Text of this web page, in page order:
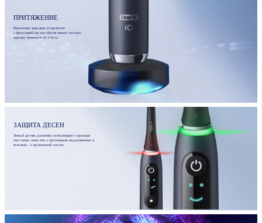
ПРИТЯЖЕНИЕ
Магнитное зарядное устройство
с фиксацией щетки обеспечивает полную
зарядку примерно за 3 часа.
ЗАЩИТА ДЕСЕН
Умный датчик давления сигнализирует красным
световым сигналом о чрезмерном надавливании и
зеленым - о правильной чистке.